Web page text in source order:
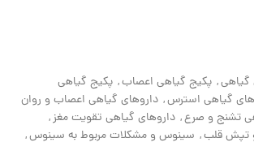
, پکیج گیاهی اعصاب, پکیج گیاهی
گیاهی استرس, داروهای گیاهی اعصاب و روان
تشنج و صرع, داروهای گیاهی تقویت مغز,
تپش قلب, سینوس و مشکلات مربوط به سینوس,